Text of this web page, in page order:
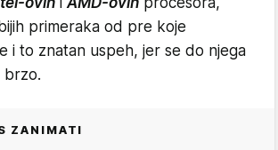
primeraka od pre koje
i to znatan uspeh, jer se do njega
brzo.
ZANIMATI